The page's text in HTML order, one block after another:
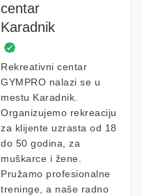
centar
Karadnik
Rekreativni centar
GYMPRO nalazi se u
mestu Karadnik.
Organizujemo rekreaciju
za klijente uzrasta od 18
do 50 godina, za
muškarce i žene.
Pružamo profesionalne
treninge, a naše radno